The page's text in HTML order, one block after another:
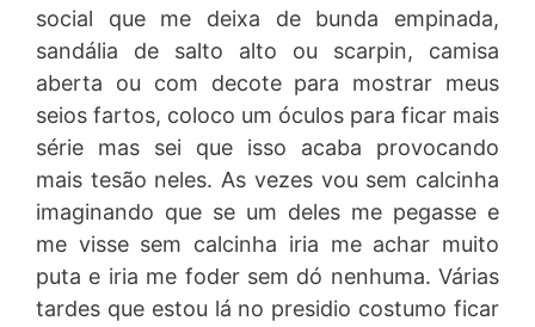
social que me deixa de bunda empinada,
sandália de salto alto ou scarpin, camisa
aberta ou com decote para mostrar meus
seios fartos, coloco um óculos para ficar mais
série mas sei que isso acaba provocando
mais tesão neles. As vezes vou sem calcinha
imaginando que se um deles me pegasse e
me visse sem calcinha iria me achar muito
puta e iria me foder sem dó nenhuma. Várias
tardes que estou lá no presidio costumo ficar